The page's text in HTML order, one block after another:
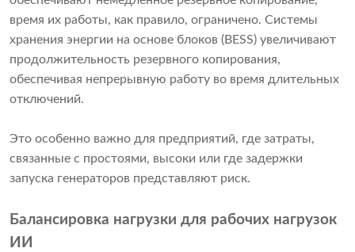
время их работы, как правило, ограничено. Системы
хранения энергии на основе блоков (BESS) увеличивают
продолжительность резервного копирования,
обеспечивая непрерывную работу во время длительных
отключений.
Это особенно важно для предприятий, где затраты,
связанные с простоями, высоки или где задержки
запуска генераторов представляют риск.
Балансировка нагрузки для рабочих нагрузок
ИИ